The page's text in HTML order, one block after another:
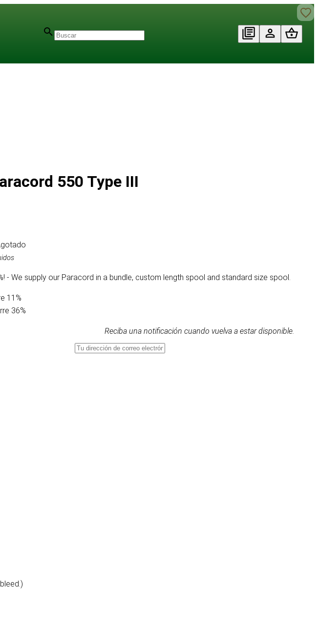
550 Type III
- We supply our Paracord in a bundle, custom length spool and standard size spool.
11%
36%
Reciba una notificación cuando vuelva a estar disponible.